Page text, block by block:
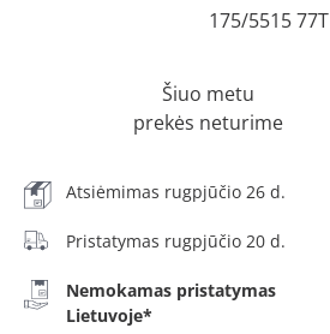
175/5515 77T
Šiuo metu
prekės neturime
Atsiėmimas rugpjūčio 26 d.
Pristatymas rugpjūčio 20 d.
Nemokamas pristatymas
Lietuvoje*